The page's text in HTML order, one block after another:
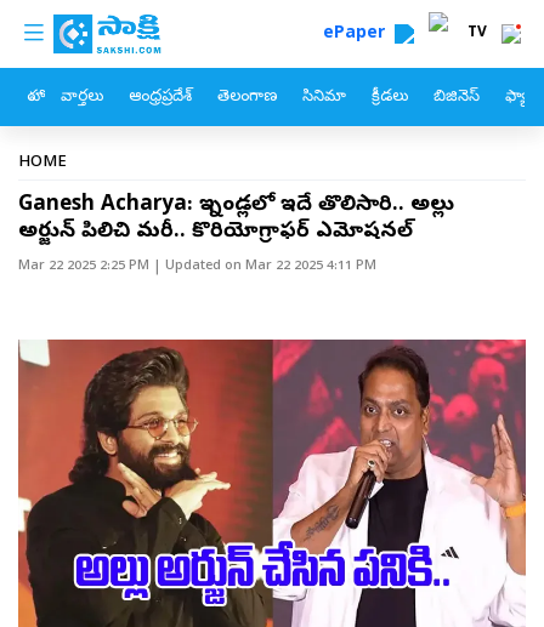
Skip to main content
custom menu ePaper TV
హోం వార్తలు ఆంధ్రప్రదేశ్ తెలంగాణ సినిమా క్రీడలు బిజినెస్
Breadcrumb
HOME
Ganesh Acharya: ఇన్నేండ్లలో ఇదే తొలిసారి.. అల్లు
అర్జున్‌ పిలిచి మరీ.. కొరియోగ్రాఫర్‌ ఎమోషనల్‌
Mar 22 2025 2:25 PM | Updated on Mar 22 2025 4:11 PM